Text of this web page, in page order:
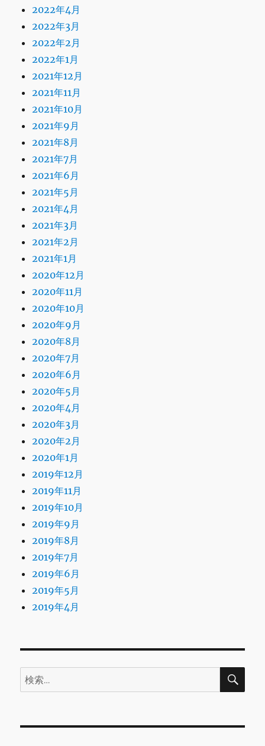
2022年4月
2022年3月
2022年2月
2022年1月
2021年12月
2021年11月
2021年10月
2021年9月
2021年8月
2021年7月
2021年6月
2021年5月
2021年4月
2021年3月
2021年2月
2021年1月
2020年12月
2020年11月
2020年10月
2020年9月
2020年8月
2020年7月
2020年6月
2020年5月
2020年4月
2020年3月
2020年2月
2020年1月
2019年12月
2019年11月
2019年10月
2019年9月
2019年8月
2019年7月
2019年6月
2019年5月
2019年4月
検
索:
検